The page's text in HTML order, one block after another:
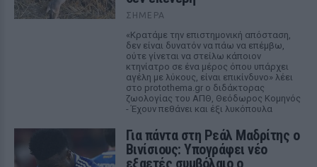
ΣΉΜΕΡΑ
«Κρατάμε την επιστημονική απόσταση,
δεν είναι δυνατόν να πάω να επέμβω,
ούτε γίνεται να στείλω κάποιον
κτηνίατρο σε ένα μέρος όπου υπάρχει
αγέλη με λύκους, είναι επικίνδυνο» λέει
στο protothema.gr ο διδάκτορας
ζωολογίας του ΑΠΘ, Θεόδωρος Κομηνός
- Έχουν πεθάνει και έξι λυκόπουλα
Για πάντα στη Ρεάλ Μαδρίτης ο
Βινίσιους: Υπογράφει νέο
εξαετές συμβόλαιο ο